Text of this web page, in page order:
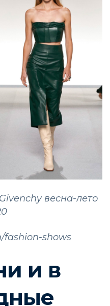
Givenchyвесна-лето
fashion-shows
и в